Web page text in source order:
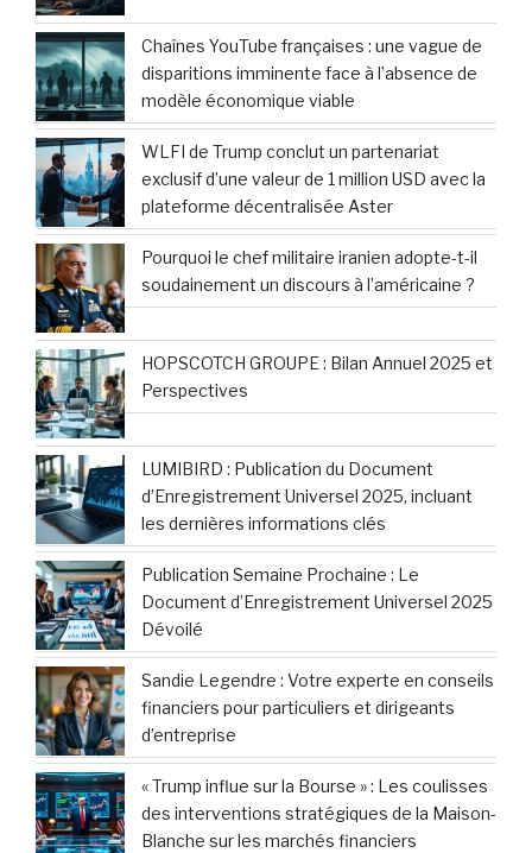
Chaînes YouTube françaises : une vague de
disparitions imminente face à l’absence de
modèle économique viable
WLFI de Trump conclut un partenariat
exclusif d’une valeur de 1 million USD avec la
plateforme décentralisée Aster
Pourquoi le chef militaire iranien adopte-t-il
soudainement un discours à l’américaine ?
HOPSCOTCH GROUPE : Bilan Annuel 2025 et
Perspectives
LUMIBIRD : Publication du Document
d’Enregistrement Universel 2025, incluant
les dernières informations clés
Publication Semaine Prochaine : Le
Document d’Enregistrement Universel 2025
Dévoilé
Sandie Legendre : Votre experte en conseils
financiers pour particuliers et dirigeants
d’entreprise
« Trump influe sur la Bourse » : Les coulisses
des interventions stratégiques de la Maison-
Blanche sur les marchés financiers